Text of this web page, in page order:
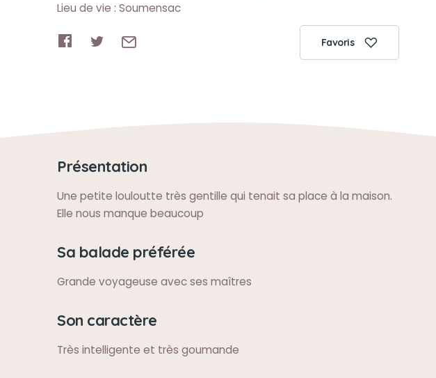
Lieu de vie : Soumensac
Favoris
Présentation
Une petite louloutte très gentille qui tenait sa place à la maison.
Elle nous manque beaucoup
Sa balade préférée
Grande voyageuse avec ses maîtres
Son caractère
Très intelligente et très goumande